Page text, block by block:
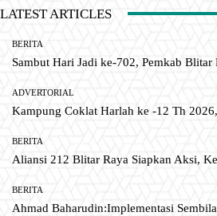
LATEST ARTICLES
BERITA
Sambut Hari Jadi ke-702, Pemkab
ADVERTORIAL
Kampung Coklat Harlah ke -12 Th
BERITA
Aliansi 212 Blitar Raya Siapkan Aksi,
BERITA
Ahmad Baharudin:Implementasi